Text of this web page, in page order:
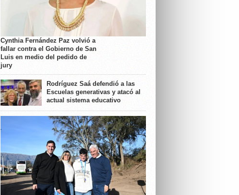
Cynthia Fernández Paz volvió a
fallar contra el Gobierno de San
Luis en medio del pedido de
jury
Rodríguez Saá defendió a las
Escuelas generativas y atacó al
actual sistema educativo